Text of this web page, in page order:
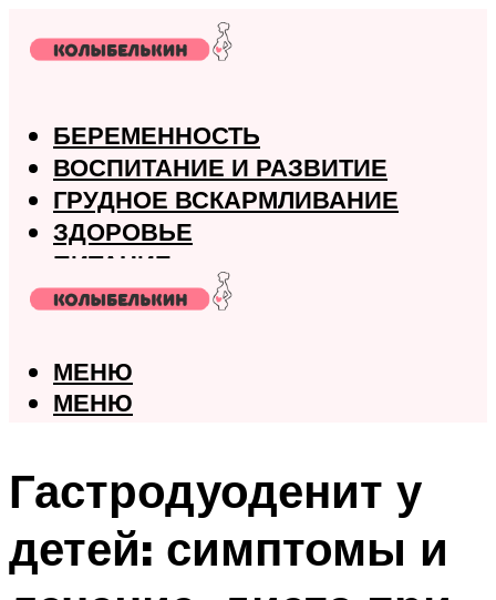
БЕРЕМЕННОСТЬ
ВОСПИТАНИЕ И РАЗВИТИЕ
ГРУДНОЕ ВСКАРМЛИВАНИЕ
ЗДОРОВЬЕ
ПИТАНИЕ
РОДЫ
МЕНЮ
МЕНЮ
Гастродуоденит у
детей: симптомы и